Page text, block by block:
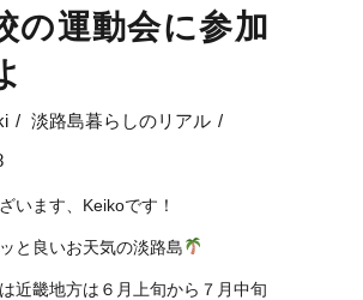
の運動会に参加
淡路島暮らしのリアル
います、Keikoです！
と良いお天気の淡路島
近畿地方は６月上旬から７月中旬